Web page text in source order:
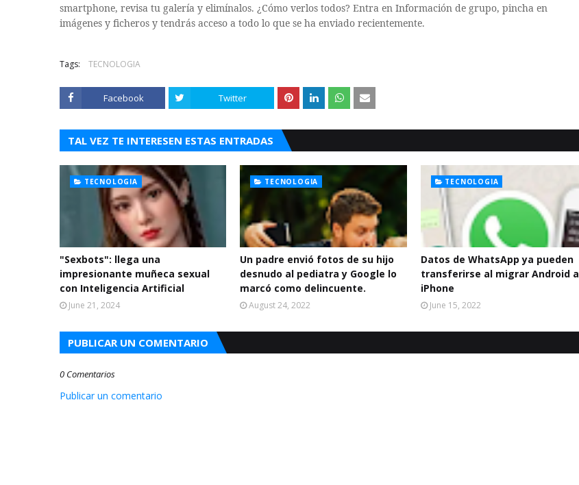
smartphone, revisa tu galería y elimínalos. ¿Cómo verlos todos? Entra en Información de grupo, pincha en
imágenes y ficheros y tendrás acceso a todo lo que se ha enviado recientemente.
Tags: TECNOLOGIA
Facebook Twitter
TAL VEZ TE INTERESEN ESTAS ENTRADAS
TECNOLOGIA
"Sexbots": llega una
impresionante muñeca sexual
con Inteligencia Artificial
June 21, 2024
TECNOLOGIA
Un padre envió fotos de su hijo
desnudo al pediatra y Google lo
marcó como delincuente.
August 24, 2022
TECNOLOGIA
Datos de WhatsApp ya pueden
transferirse al migrar Android a
iPhone
June 15, 2022
PUBLICAR UN COMENTARIO
0 Comentarios
Publicar un comentario